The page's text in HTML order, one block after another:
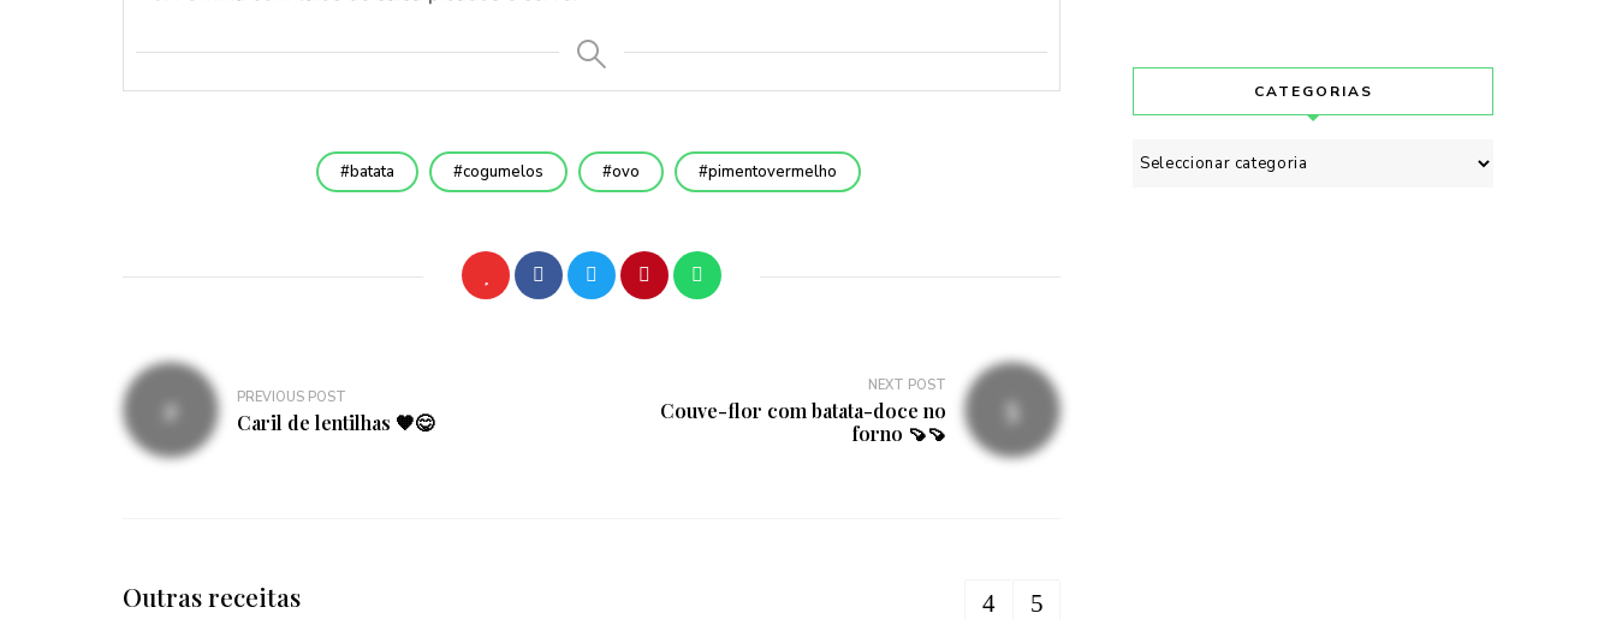
batata cogumelos ovo pimentovermelho
Navegação
de
artigos
PREVIOUS POST
Caril de lentilhas 🧡😋
NEXT POST
Couve-flor com batata-doce no
forno 🍠🍠
Outras receitas
CATEGORIAS
Categorias